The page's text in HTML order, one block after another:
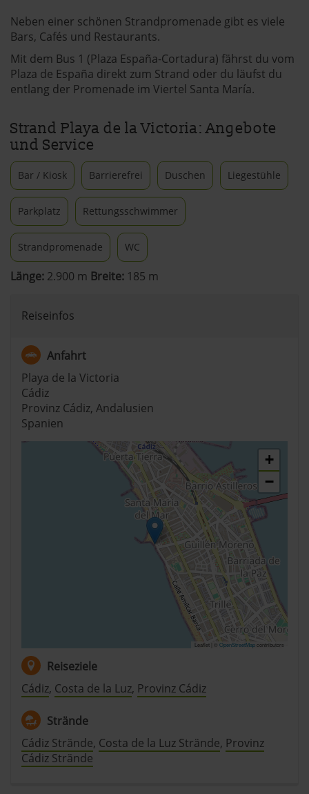
Neben einer schönen Strandpromenade gibt es viele
Bars, Cafés und Restaurants.
Mit dem Bus 1 (Plaza España-Cortadura) fährst du vom
Plaza de España direkt zum Strand oder du läufst du
entlang der Promenade im Viertel Santa María.
Strand Playa de la Victoria: Angebote
und Service
Bar / Kiosk Barrierefrei Duschen Liegestühle
Parkplatz Rettungsschwimmer
Strandpromenade WC
Länge: 2.900 m Breite: 185 m
Reiseinfos
Anfahrt
Playa de la Victoria
Cádiz
Provinz Cádiz, Andalusien
Spanien
+
−
Leaflet | © OpenStreetMapcontributors
Reiseziele
Cádiz, Costa de la Luz, Provinz Cádiz
Strände
Cádiz Strände, Costa de la Luz Strände, Provinz
Cádiz Strände